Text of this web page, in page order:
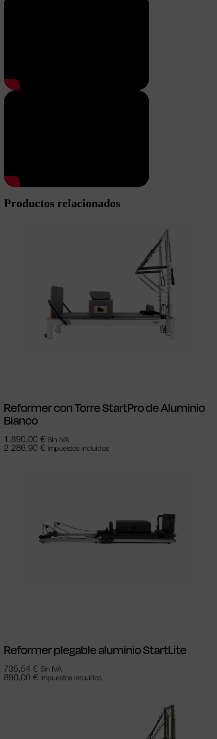
Productos relacionados
Reformer con Torre StartPro de Aluminio
Blanco
1.890,00 € Sin IVA
2.286,90 € Impuestos incluidos
Reformer plegable aluminio StartLite
735,54 € Sin IVA
890,00 € Impuestos incluidos